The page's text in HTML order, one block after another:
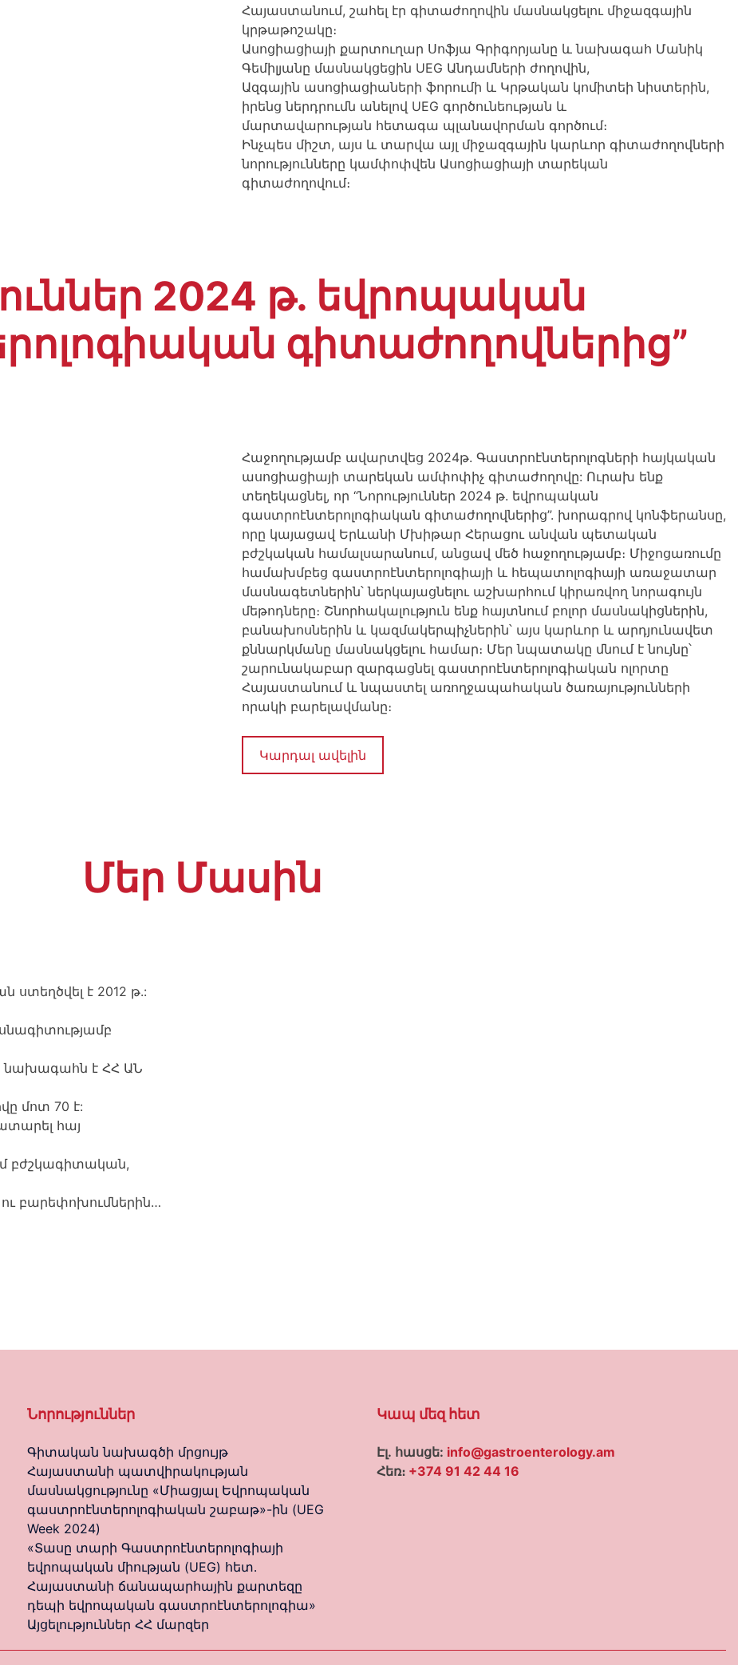
Հայաստանում, շահել էր գիտաժողովին մասնակցելու միջազգային
կրթաթոշակը։
Ասոցիացիայի քարտուղար Սոֆյա Գրիգորյանը և նախագահ Մանիկ
Գեմիլյանը մասնակցեցին UEG Անդամների ժողովին,
Ազգային ասոցիացիաների ֆորումի և Կրթական կոմիտեի նիստերին,
իրենց ներդրումն անելով UEG գործունեության և
մարտավարության հետագա պլանավորման գործում։
Ինչպես միշտ, այս և տարվա այլ միջազգային կարևոր գիտաժողովների
նորությունները կամփոփվեն Ասոցիացիայի տարեկան
գիտաժողովում։
2024 թ. եվրոպական
գիտաժողովներից”
Հաջողությամբ ավարտվեց 2024թ. Գաստրոէնտերոլոգների հայկական
ասոցիացիայի տարեկան ամփոփիչ գիտաժողովը: Ուրախ ենք
տեղեկացնել, որ “Նորություններ 2024 թ. եվրոպական
գաստրոէնտերոլոգիական գիտաժողովներից”. խորագրով կոնֆերանսը,
որը կայացավ Երևանի Մխիթար Հերացու անվան պետական
բժշկական համալսարանում, անցավ մեծ հաջողությամբ։ Միջոցառումը
համախմբեց գաստրոէնտերոլոգիայի և հեպատոլոգիայի առաջատար
մասնագետներին՝ ներկայացնելու աշխարհում կիրառվող նորագույն
մեթոդները։ Շնորհակալություն ենք հայտնում բոլոր մասնակիցներին,
բանախոսներին և կազմակերպիչներին՝ այս կարևոր և արդյունավետ
քննարկմանը մասնակցելու համար։ Մեր նպատակը մնում է նույնը՝
շարունակաբար զարգացնել գաստրոէնտերոլոգիական ոլորտը
Հայաստանում և նպաստել առողջապահական ծառայությունների
որակի բարելավմանը։
Կարդալ ավելին
Մեր Մասին
է 2012 թ.:
նախագահն է ՀՀ ԱՆ
մոտ 70 է:
հայ
բժշկագիտական,
բարեփոխումներին…
Նորություններ
Գիտական նախագծի մրցույթ
Հայաստանի պատվիրակության
մասնակցությունը «Միացյալ Եվրոպական
գաստրոէնտերոլոգիական շաբաթ»-ին (UEG
Week 2024)
«Տասը տարի Գաստրոէնտերոլոգիայի
եվրոպական միության (UEG) հետ․
Հայաստանի ճանապարհային քարտեզը
դեպի եվրոպական գաստրոէնտերոլոգիա»
Այցելություններ ՀՀ մարզեր
Կապ մեզ հետ
Էլ․ հասցե: info@gastroenterology.am
Հեռ։ +374 91 42 44 16